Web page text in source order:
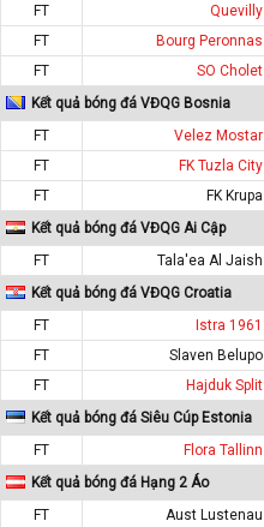
FT
Quevilly
FT
Bourg Peronnas
FT
SO Cholet
Kết quả bóng đá VĐQG Bosnia
FT
Velez Mostar
FT
FK Tuzla City
FT
FK Krupa
Kết quả bóng đá VĐQG Ai Cập
FT
Tala'ea Al Jaish
Kết quả bóng đá VĐQG Croatia
FT
Istra 1961
FT
Slaven Belupo
FT
Hajduk Split
Kết quả bóng đá Siêu Cúp Estonia
FT
Flora Tallinn
Kết quả bóng đá Hạng 2 Áo
FT
Aust Lustenau